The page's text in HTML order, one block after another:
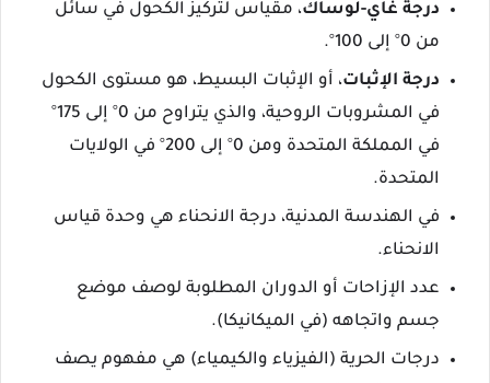
درجة غاي-لوساك، مقياس لتركيز الكحول في سائل
من 0° إلى 100°.
درجة الإثبات، أو الإثبات البسيط، هو مستوى الكحول
في المشروبات الروحية، والذي يتراوح من 0° إلى 175°
في المملكة المتحدة ومن 0° إلى 200° في الولايات
المتحدة.
في الهندسة المدنية، درجة الانحناء هي وحدة قياس
الانحناء.
عدد الإزاحات أو الدوران المطلوبة لوصف موضع
جسم واتجاهه (في الميكانيكا).
درجات الحرية (الفيزياء والكيمياء) هي مفهوم يصف